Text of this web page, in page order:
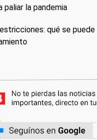
paliar la pandemia
qué se